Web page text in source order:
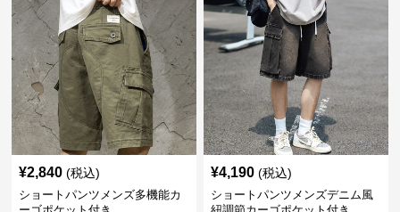
¥2,840 (税込)
ショートパンツメンズ多機能カ
¥4,190 (税込)
ショートパンツメンズデニム風